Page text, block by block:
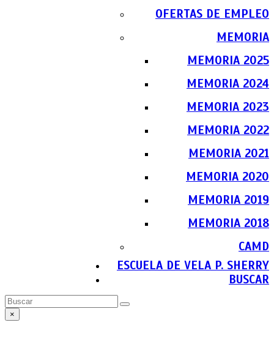
OFERTAS DE EMPLEO
MEMORIA
MEMORIA 2025
MEMORIA 2024
MEMORIA 2023
MEMORIA 2022
MEMORIA 2021
MEMORIA 2020
MEMORIA 2019
MEMORIA 2018
CAMD
ESCUELA DE VELA P. SHERRY
BUSCAR
Buscar
Enviar
×
Close